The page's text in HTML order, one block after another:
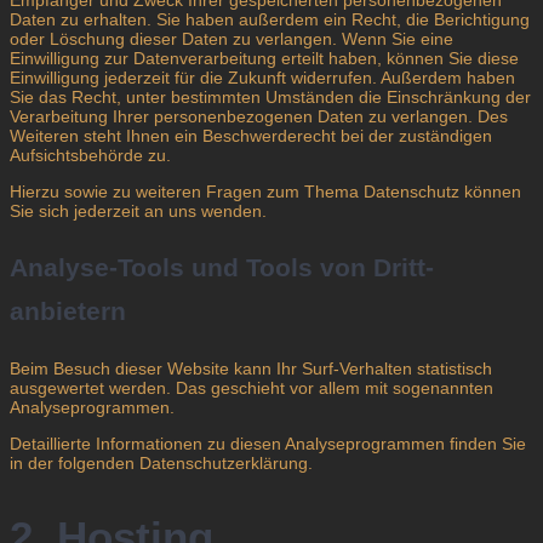
Daten zu erhalten. Sie haben außerdem ein Recht, die Berichtigung
oder Löschung dieser Daten zu verlangen. Wenn Sie eine
Einwilligung zur Datenverarbeitung erteilt haben, können Sie diese
Einwilligung jederzeit für die Zukunft widerrufen. Außerdem haben
Sie das Recht, unter bestimmten Umständen die Einschränkung der
Verarbeitung Ihrer personenbezogenen Daten zu verlangen. Des
Weiteren steht Ihnen ein Beschwerderecht bei der zuständigen
Aufsichtsbehörde zu.
Hierzu sowie zu weiteren Fragen zum Thema Datenschutz können
Sie sich jederzeit an uns wenden.
Analyse-Tools und Tools von Dritt­
anbietern
Beim Besuch dieser Website kann Ihr Surf-Verhalten statistisch
ausgewertet werden. Das geschieht vor allem mit sogenannten
Analyseprogrammen.
Detaillierte Informationen zu diesen Analyseprogrammen finden Sie
in der folgenden Datenschutzerklärung.